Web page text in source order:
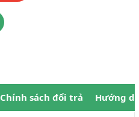
Chính sách đổi trả Hướng